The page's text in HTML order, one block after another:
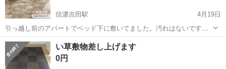
信濃吉田駅
4月19日
引っ越し前のアパートでベッド下に敷いてました。汚れはないです
が、ベッドの重みでへんでいるところあります。 裏側はグレーです。
長野 長野市 信濃吉田駅 カーペット/マット/ラグ
い草敷物差し上げます
0円